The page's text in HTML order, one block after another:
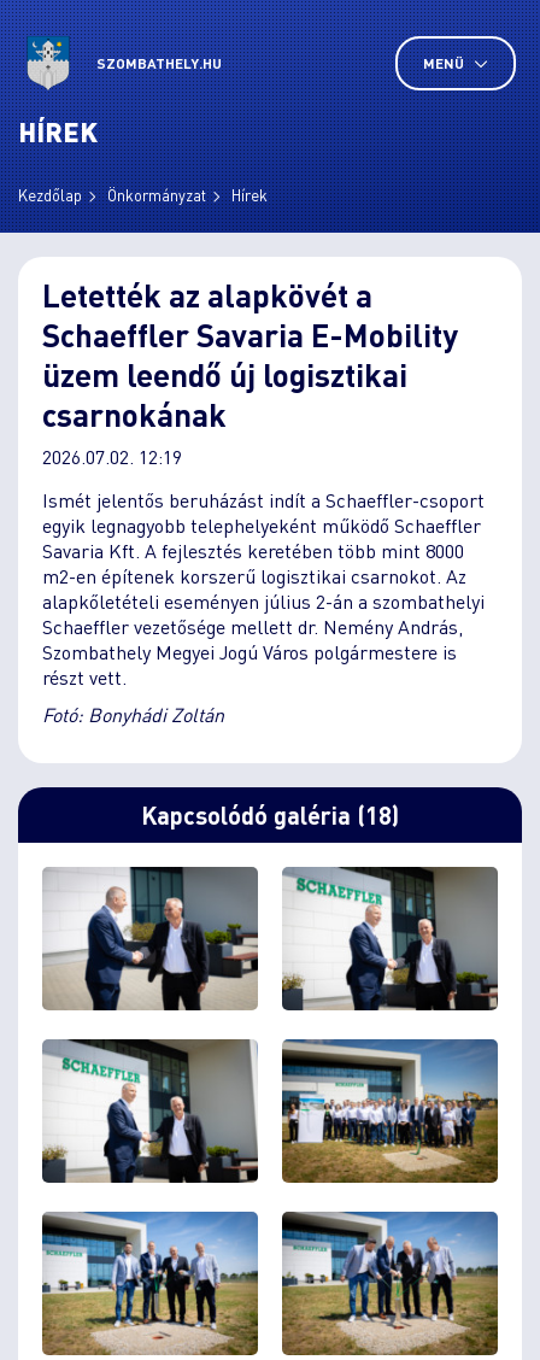
SZOMBATHELY.HU MENÜ
HÍREK
Kezdőlap Önkormányzat Hírek
Letették az alapkövét a
Schaeffler Savaria E-Mobility
üzem leendő új logisztikai
csarnokának
2026.07.02. 12:19
Ismét jelentős beruházást indít a Schaeffler-csoport
egyik legnagyobb telephelyeként működő Schaeffler
Savaria Kft. A fejlesztés keretében több mint 8000
m2-en építenek korszerű logisztikai csarnokot. Az
alapkőletételi eseményen július 2-án a szombathelyi
Schaeffler vezetősége mellett dr. Nemény András,
Szombathely Megyei Jogú Város polgármestere is
részt vett.
Fotó: Bonyhádi Zoltán
Kapcsolódó galéria (18)